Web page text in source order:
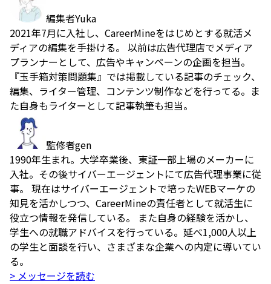
編集者Yuka
2021年7月に入社し、CareerMineをはじめとする就活メ
ディアの編集を手掛ける。 以前は広告代理店でメディア
プランナーとして、広告やキャンペーンの企画を担当。
『玉手箱対策問題集』では掲載している記事のチェック、
編集、ライター管理、コンテンツ制作などを行ってる。ま
た自身もライターとして記事執筆も担当。
監修者gen
1990年生まれ。大学卒業後、東証一部上場のメーカーに
入社。その後サイバーエージェントにて広告代理事業に従
事。 現在はサイバーエージェントで培ったWEBマーケの
知見を活かしつつ、CareerMineの責任者として就活生に
役立つ情報を発信している。 また自身の経験を活かし、
学生への就職アドバイスを行っている。延べ1,000人以上
の学生と面談を行い、さまざまな企業への内定に導いてい
る。
> メッセージを読む